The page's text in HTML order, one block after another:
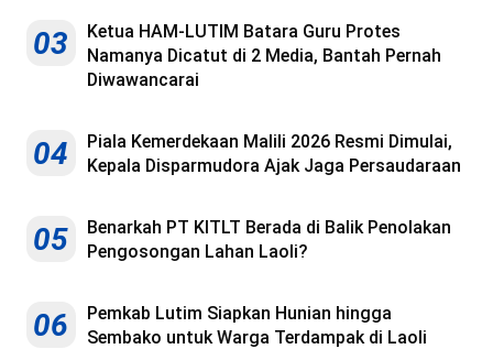
03
Ketua HAM-LUTIM Batara Guru Protes
Namanya Dicatut di 2 Media, Bantah Pernah
Diwawancarai
04
Piala Kemerdekaan Malili 2026 Resmi Dimulai,
Kepala Disparmudora Ajak Jaga Persaudaraan
05
Benarkah PT KITLT Berada di Balik Penolakan
Pengosongan Lahan Laoli?
06
Pemkab Lutim Siapkan Hunian hingga
Sembako untuk Warga Terdampak di Laoli